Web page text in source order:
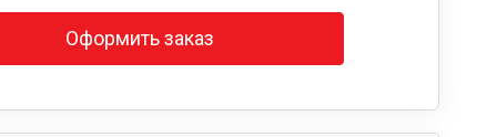
Оформить заказ